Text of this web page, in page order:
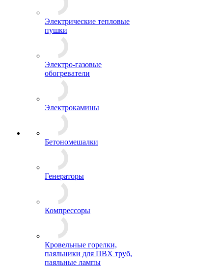
Электрические тепловые
пушки
Электро-газовые
обогреватели
Электрокамины
Бетономешалки
Генераторы
Компрессоры
Кровельные горелки,
паяльники для ПВХ труб,
паяльные лампы